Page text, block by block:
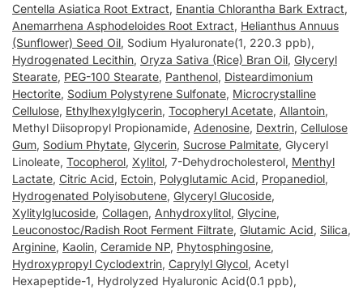
Centella Asiatica Root Extract, Enantia Chlorantha Bark Extract,
Anemarrhena Asphodeloides Root Extract, Helianthus Annuus
(Sunflower) Seed Oil, Sodium Hyaluronate(1, 220.3 ppb),
Hydrogenated Lecithin, Oryza Sativa (Rice) Bran Oil, Glyceryl
Stearate, PEG-100 Stearate, Panthenol, Disteardimonium
Hectorite, Sodium Polystyrene Sulfonate, Microcrystalline
Cellulose, Ethylhexylglycerin, Tocopheryl Acetate, Allantoin,
Methyl Diisopropyl Propionamide, Adenosine, Dextrin, Cellulose
Gum, Sodium Phytate, Glycerin, Sucrose Palmitate, Glyceryl
Linoleate, Tocopherol, Xylitol, 7-Dehydrocholesterol, Menthyl
Lactate, Citric Acid, Ectoin, Polyglutamic Acid, Propanediol,
Hydrogenated Polyisobutene, Glyceryl Glucoside,
Xylitylglucoside, Collagen, Anhydroxylitol, Glycine,
Leuconostoc/Radish Root Ferment Filtrate, Glutamic Acid, Silica,
Arginine, Kaolin, Ceramide NP, Phytosphingosine,
Hydroxypropyl Cyclodextrin, Caprylyl Glycol, Acetyl
Hexapeptide-1, Hydrolyzed Hyaluronic Acid(0.1 ppb),